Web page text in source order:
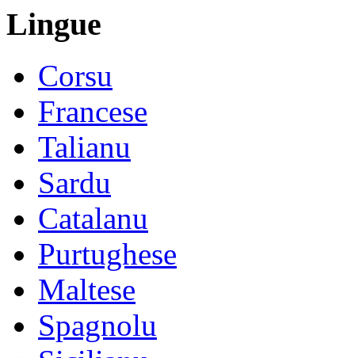
Lingue
Corsu
Francese
Talianu
Sardu
Catalanu
Purtughese
Maltese
Spagnolu